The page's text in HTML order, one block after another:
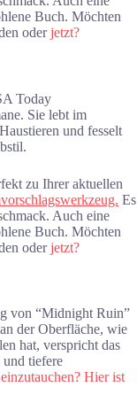
Buch. Möchten
oderjetzt?
Today
Sie lebt im
und fesselt
zu Ihrer aktuellen
Es
Auch eine
Buch. Möchten
oderjetzt?
von “Midnight Ruin”
der Oberfläche, wie
hat, verspricht das
tiefere
Hier ist